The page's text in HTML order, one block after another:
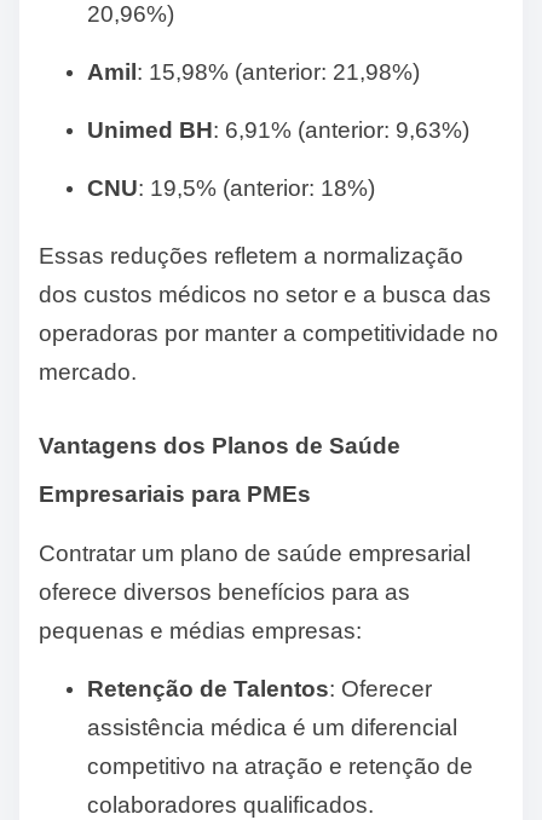
20,96%)
Amil : 15,98% (anterior: 21,98%)
Unimed BH: 6,91% (anterior: 9,63%)
CNU: 19,5% (anterior: 18%)
Essas reduções refletem a normalização
dos custos médicos no setor e a busca das
operadoras por manter a competitividade no
mercado.
Vantagens dos Planos de Saúde
Empresariais para PMEs
Contratar um plano de saúde empresarial
oferece diversos benefícios para as
pequenas e médias empresas:
Retenção de Talentos: Oferecer
assistência médica é um diferencial
competitivo na atração e retenção de
colaboradores qualificados.